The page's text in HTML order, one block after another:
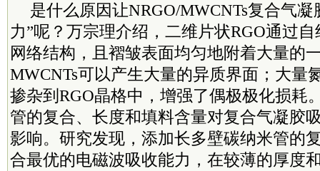
是什么原因让NRGO/MWCNTs复合气
力”呢？万宗理介绍，二维片状RGO通过
网络结构，且褶皱表面均匀地附着大量的
MWCNTs可以产生大量的异质界面；大量
掺杂到RGO晶格中，增强了偶极极化损耗
管的复合、长度和填料含量对复合气凝胶
影响。研究发现，添加长多壁碳纳米管的
合最优的电磁波吸收能力，在较薄的厚度